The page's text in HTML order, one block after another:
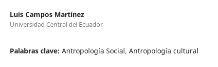
Luis Campos Martínez
Universidad Central del Ecuador
Palabras clave: Antropología Social, Antropología cultural